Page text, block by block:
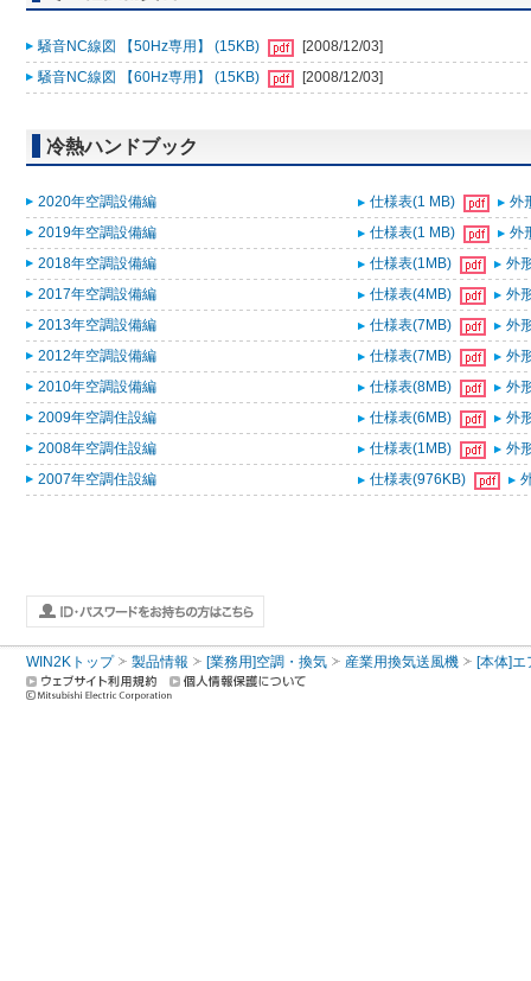
騒音NC線図 【50Hz専用】 (15KB)
[2008/12/03]
騒音NC線図 【60Hz専用】 (15KB)
[2008/12/03]
冷熱ハンドブック
2020年空調設備編 仕様表(1 MB)
外
2019年空調設備編
仕様表(1 MB)
外
2018年空調設備編
仕様表(1MB)
外
2017年空調設備編
仕様表(4MB)
外
2013年空調設備編
仕様表(7MB)
外
2012年空調設備編
仕様表(7MB)
外
2010年空調設備編
仕様表(8MB)
外
2009年空調住設編
仕様表(6MB)
外
2008年空調住設編
仕様表(1MB)
外
2007年空調住設編
仕様表(976KB)
WIN2Kトップ 製品情報 [業務用]空調・換気 産業用換気送風機 [本体]エ